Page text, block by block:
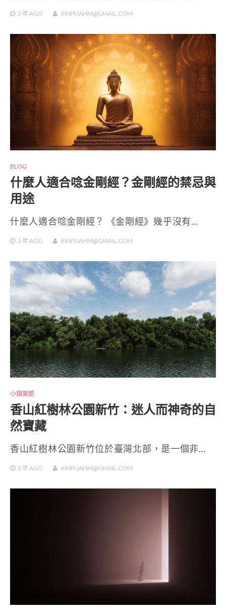
3 年 AGO XINPUAHM@GMAIL.COM
BLOG
什麼人適合唸金剛經？金剛經的禁忌與
用途
什麼人適合唸金剛經？ 《金剛經》幾乎沒有…
2 年 AGO XINPUAHM@GMAIL.COM
小鎮旅遊
香山紅樹林公園新竹：迷人而神奇的自
然寶藏
香山紅樹林公園新竹位於臺灣北部，是一個非…
3 年 AGO XINPUAHM@GMAIL.COM